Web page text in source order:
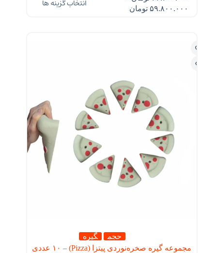
۵۹.۸۰۰.۰۰۰ تومان انتخاب گزینه ها
حجم
گیره
مجموعه گیره صخره‌نوردی پیتزا (Pizza) – ۱۰ عددی